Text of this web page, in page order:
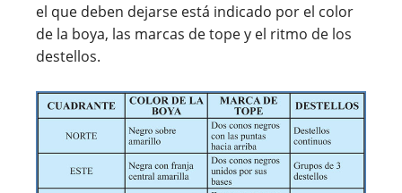
el que deben dejarse está indicado por el color
de la boya, las marcas de tope y el ritmo de los
destellos.